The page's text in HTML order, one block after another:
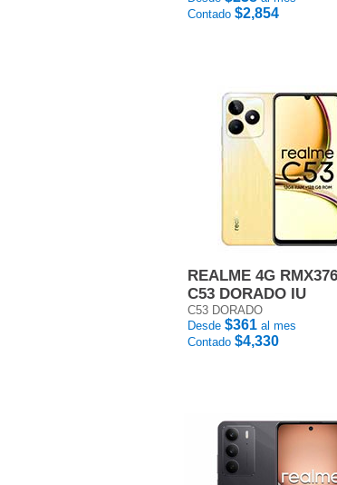
Contado $2,854
REALME 4G
C53 DORADO IU
C53 DORADO
Desde $361 al mes
Contado $4,330